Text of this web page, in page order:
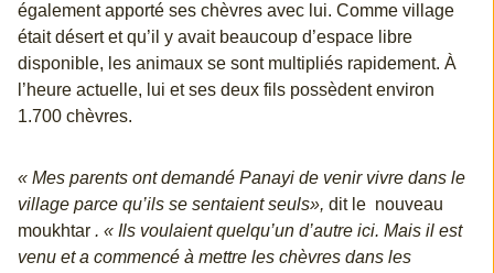
également apporté ses chèvres avec lui. Comme village
était désert et qu’il y avait beaucoup d’espace libre
disponible, les animaux se sont multipliés rapidement. À
l’heure actuelle, lui et ses deux fils possèdent environ
1.700 chèvres.
« Mes parents ont demandé Panayi de venir vivre dans le
village parce qu’ils se sentaient seuls», dit le nouveau
moukhtar . « Ils voulaient quelqu’un d’autre ici. Mais il est
venu et a commencé à mettre les chèvres dans les